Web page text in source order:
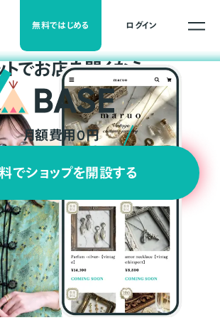
無料ではじめる ログイン
トでお店を開くなら
月額費用0円
でショップを開設する
い3つの理由